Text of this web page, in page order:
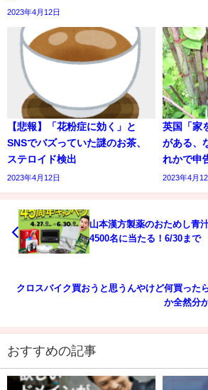
2023年4月12日
【悲報】「花粉症に効く」と
SNSでバズっていた謎のお茶、
ステロイド検出
2023年4月12日
英国「家
がある、
れかで申
2023年4月
山本漢方製薬のおためし青
4500名に当たる！6/30まで
クロスバイク買おうと思うんやけど何買った
か全然分
おすすめの記事